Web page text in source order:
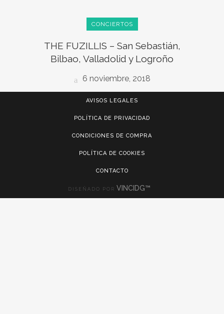
CONCIERTOS
THE FUZILLIS – San Sebastián,
Bilbao, Valladolid y Logroño
6 noviembre, 2018
AVISOS LEGALES
POLÍTICA DE PRIVACIDAD
CONDICIONES DE COMPRA
POLÍTICA DE COOKIES
CONTACTO
DISEÑADO POR VINCIDG™